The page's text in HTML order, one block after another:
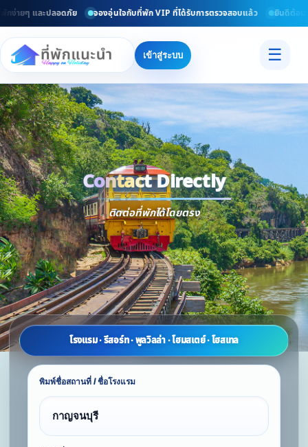
รวมที่พักทั่วไทยอัพเดททุกวัน ค้นหาที่พักง่ายๆ และปลอดภัย จองอุ่นใจกับที่พัก
เข้าสู่ระบบ ☰
Contact Directly
Contact
ติดต่อที่พักได้โดยตรง
โรงแรม · รีสอร์ท · พูลวิลล่า · โฮมสเตย์ · โฮสเทล
พิมพ์ชื่อสถานที่ / ชื่อโรงแรม